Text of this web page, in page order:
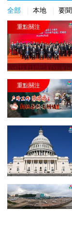
全部 本地 要聞